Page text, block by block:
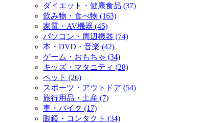
ダイエット・健康食品 (37)
飲み物・食べ物 (163)
家電・AV機器 (45)
パソコン・周辺機器 (74)
本・DVD・音楽 (42)
ゲーム・おもちゃ (34)
キッズ・マタニティ (28)
ペット (26)
スポーツ・アウトドア (54)
旅行用品・土産 (7)
車・バイク (17)
眼鏡・コンタクト (34)